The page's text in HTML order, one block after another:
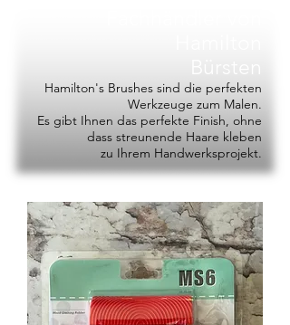
Hamilton's Brushes sind die perfekten
Werkzeuge zum Malen.
Es gibt Ihnen das perfekte Finish, ohne
dass streunende Haare kleben
zu Ihrem Handwerksprojekt.